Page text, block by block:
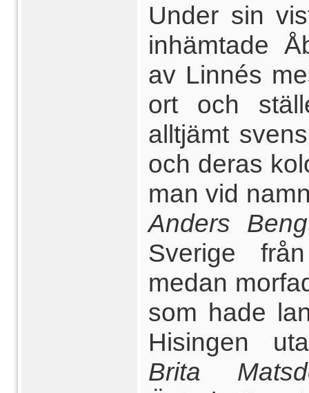
Under sin
inhämtade
av Linnés
ort och
alltjämt
och deras
man vid
Anders
Sverige
medan
som hade
Hisingen
Brita